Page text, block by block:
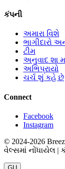
કંપની
અમારા વિશે
ભાગીદારો
ટીમ
અનુવાદ શા
અભિપ્રાયો
ચર્ચ શું કહે છે
Connect
Facebook
Instagram
© 2024-2026
વેલ્સમાં નોંધાયેલ |